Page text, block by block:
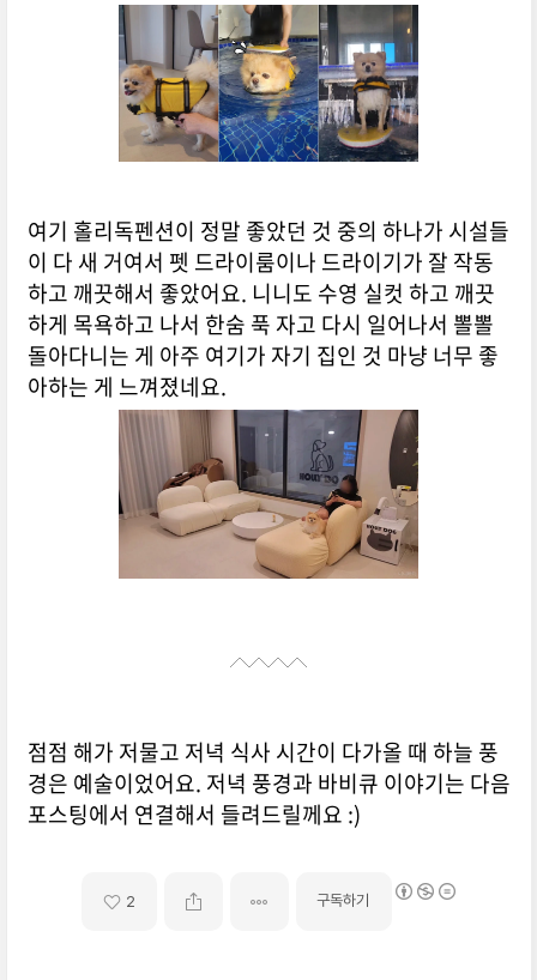
여기 홀리독펜션이 정말 좋았던 것 중의 하나가 시설들
이 다 새 거여서 펫 드라이룸이나 드라이기가 잘 작동
하고 깨끗해서 좋았어요. 니니도 수영 실컷 하고 깨끗
하게 목욕하고 나서 한숨 푹 자고 다시 일어나서 뽈뽈
돌아다니는 게 아주 여기가 자기 집인 것 마냥 너무 좋
아하는 게 느껴졌네요.
점점 해가 저물고 저녁 식사 시간이 다가올 때 하늘 풍
경은 예술이었어요. 저녁 풍경과 바비큐 이야기는 다음
포스팅에서 연결해서 들려드릴께요 :)
2 구독하기